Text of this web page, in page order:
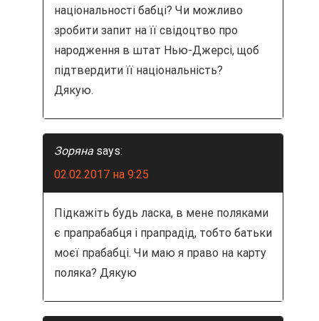
національності бабці? Чи можливо
зробити запит на її свідоцтво про
народження в штат Нью-Джерсі, щоб
підтвердити її національність?
Дякую.
Зоряна says:
02.02.2017 на 9:25
Підкажіть будь ласка, в мене поляками
є прапрабабця і прапрадід, тобто батьки
моєї прабабці. Чи маю я право на карту
поляка? Дякую